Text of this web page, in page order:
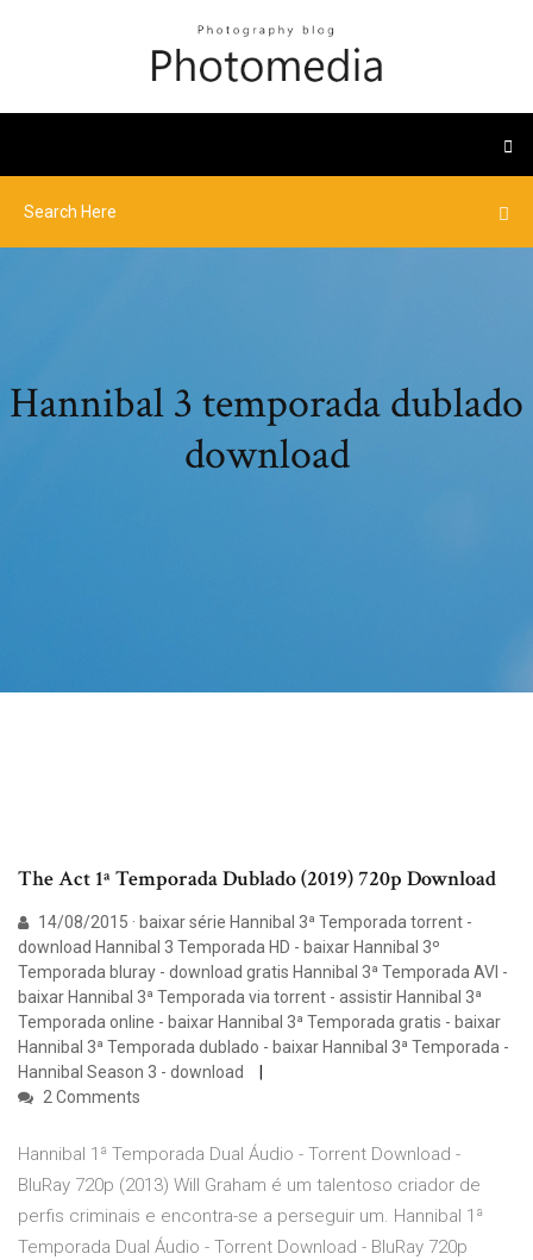
Hannibal 3 temporada dublado
download
The Act 1ª Temporada Dublado (2019) 720p Download
14/08/2015 · baixar série Hannibal 3ª Temporada torrent -
download Hannibal 3 Temporada HD - baixar Hannibal 3º
Temporada bluray - download gratis Hannibal 3ª Temporada AVI -
baixar Hannibal 3ª Temporada via torrent - assistir Hannibal 3ª
Temporada online - baixar Hannibal 3ª Temporada gratis - baixar
Hannibal 3ª Temporada dublado - baixar Hannibal 3ª Temporada -
Hannibal Season 3 - download
2 Comments
Hannibal 1ª Temporada Dual Áudio - Torrent Download -
BluRay 720p (2013) Will Graham é um talentoso criador de
perfis criminais e encontra-se a perseguir um. Hannibal 1ª
Temporada Dual Áudio - Torrent Download - BluRay 720p